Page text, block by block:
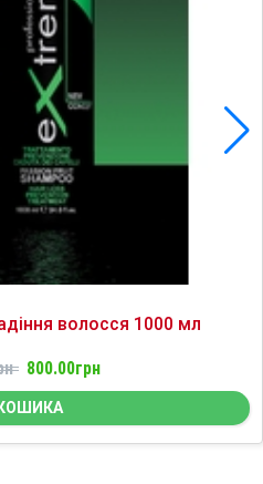
волосся 1000 мл
800.00грн